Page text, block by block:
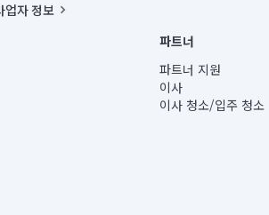
업자 정보
291-87-00271 | 인허가번호 : 2016-3220163-14-5-
: 2024-서울종로-1400(공정거래위원회 정보) |
COLUMBIA RHEE
별시 종로구 율곡로 6(중학동, 트윈트리빌딩) B동 5층
별시 종로구 수송동 율곡로 24, 7층, 8층 미소
파트너
파트너 지원
이사
이사 청소/입주 청소